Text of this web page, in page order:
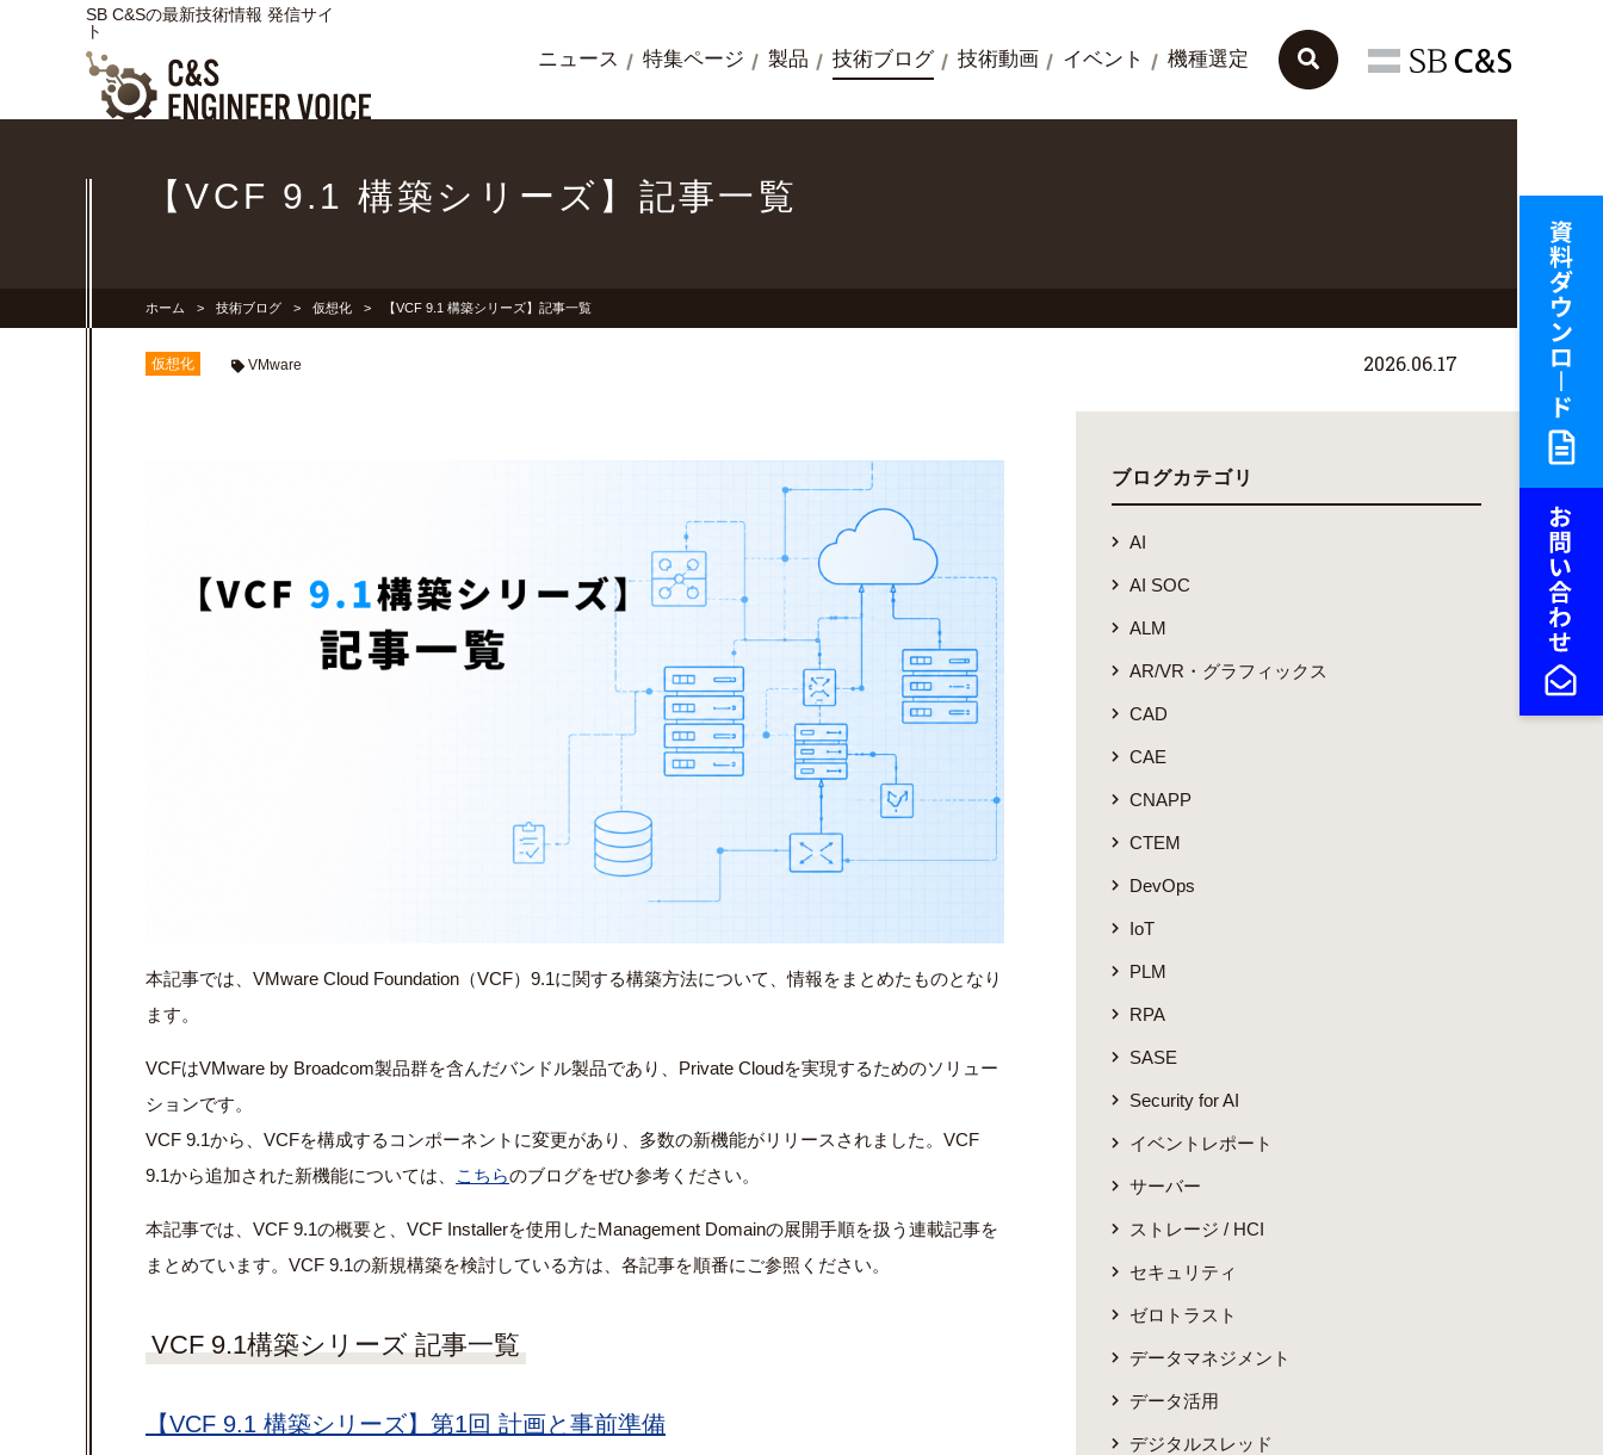
SB C&Sの最新技術情報 発信サイ
ト
ニュース 特集ページ 製品 技術ブログ 技術動画 イベント 機種選定
【VCF 9.1 構築シリーズ】記事一覧
ホーム 技術ブログ 仮想化 【VCF 9.1 構築シリーズ】記事一覧
仮想化 VMware 2026.06.17
本記事では、VMware Cloud Foundation（VCF）9.1に関する構築方法について、情報をまとめたものとなり
ます。
VCFはVMware by Broadcom製品群を含んだバンドル製品であり、Private Cloudを実現するためのソリュー
ションです。
VCF 9.1から、VCFを構成するコンポーネントに変更があり、多数の新機能がリリースされました。VCF
9.1から追加された新機能については、
こちらのブログをぜひ参考ください。
本記事では、VCF 9.1の概要と、VCF Installerを使用したManagement Domainの展開手順を扱う連載記事を
まとめています。VCF 9.1の新規構築を検討している方は、各記事を順番にご参照ください。
VCF 9.1構築シリーズ 記事一覧
【VCF 9.1 構築シリーズ】第1回 計画と事前準備
ブログカテゴリ
AI
AI SOC
ALM
AR/VR・グラフィックス
CAD
CAE
CNAPP
CTEM
DevOps
IoT
PLM
RPA
SASE
Security for AI
イベントレポート
サーバー
ストレージ / HCI
セキュリティ
ゼロトラスト
データマネジメント
データ活用
デジタルスレッド